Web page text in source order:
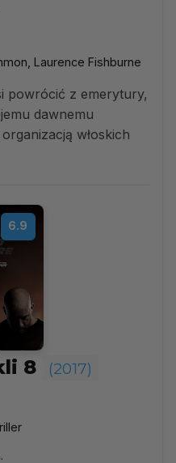
Laurence Fishburne
powrócić z emerytury,
dawnemu
włoskich
6.9
8 (2017)